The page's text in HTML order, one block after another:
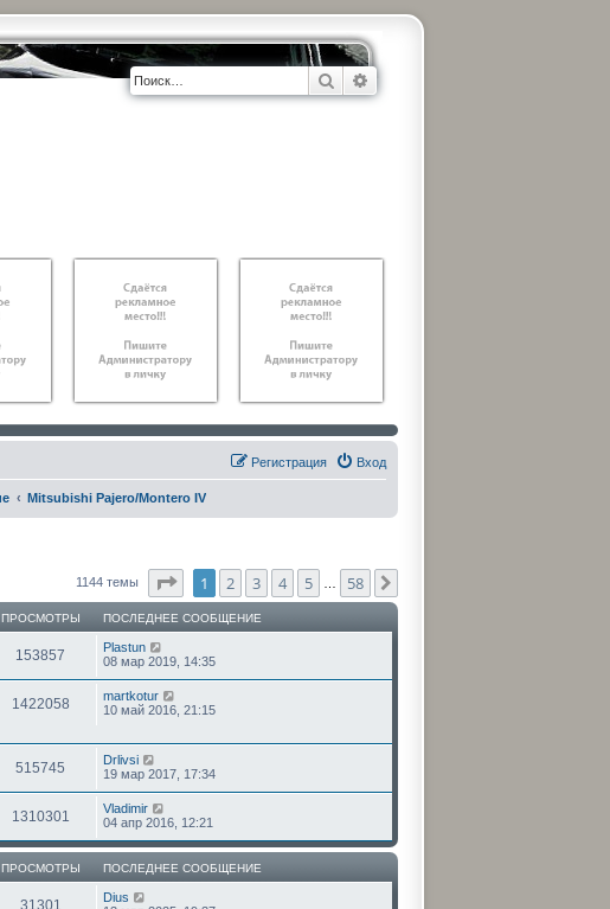
Поиск
Вход
Регистрация
Mitsubishi Pajero/Montero IV
1144 темы Страница 1 из58
1 2 3 4 5 58
ПРОСМОТРЫ ПОСЛЕДНЕЕ СООБЩЕНИЕ
153857
Plastun
08 мар 2019, 14:35
1422058
martkotur
10 май 2016, 21:15
515745
Drlivsi
19 мар 2017, 17:34
1310301
Vladimir
04 апр 2016, 12:21
ПРОСМОТРЫ ПОСЛЕДНЕЕ СООБЩЕНИЕ
31301
Dius